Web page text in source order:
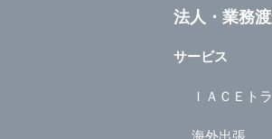
法人・業務
サービス
ＩＡＣＥト
海外出張